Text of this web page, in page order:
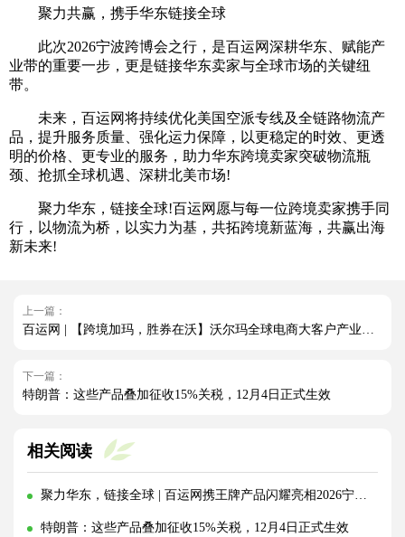
聚力共赢，携手华东链接全球
此次2026宁波跨博会之行，是百运网深耕华东、赋能产
业带的重要一步，更是链接华东卖家与全球市场的关键纽
带。
未来，百运网将持续优化美国空派专线及全链路物流产
品，提升服务质量、强化运力保障，以更稳定的时效、更透
明的价格、更专业的服务，助力华东跨境卖家突破物流瓶
颈、抢抓全球机遇、深耕北美市场!
聚力华东，链接全球!百运网愿与每一位跨境卖家携手同
行，以物流为桥，以实力为基，共拓跨境新蓝海，共赢出海
新未来!
上一篇：
百运网 | 【跨境加玛，胜券在沃】沃尔玛全球电商大客户产业带沙龙圆满收官!
下一篇：
特朗普：这些产品叠加征收15%关税，12月4日正式生效
相关阅读
聚力华东，链接全球 | 百运网携王牌产品闪耀亮相2026宁波跨境电商出口博览会!
特朗普：这些产品叠加征收15%关税，12月4日正式生效